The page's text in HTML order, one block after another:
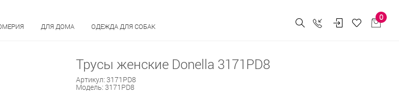
ДЛЯ ДОМА ОДЕЖДА ДЛЯ СОБАК
0
Трусы женские Donella 3171PD8
Артикул: 3171PD8
Модель: 3171PD8